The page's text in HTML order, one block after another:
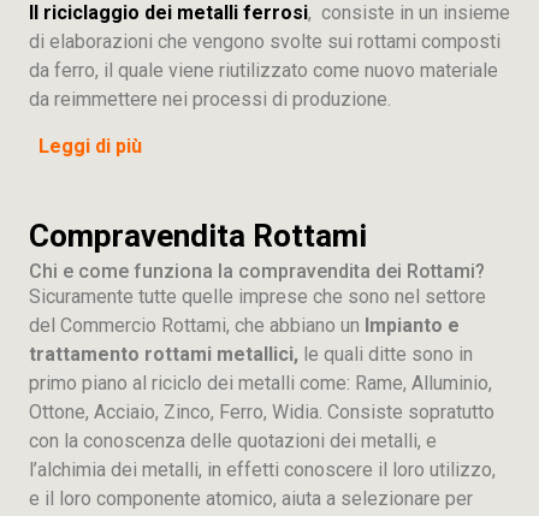
Il riciclaggio dei metalli ferrosi, consiste in un insieme
di elaborazioni che vengono svolte sui rottami composti
da ferro, il quale viene riutilizzato come nuovo materiale
da reimmettere nei processi di produzione.
Leggi di più
Compravendita Rottami
Chi e come funziona la compravendita dei Rottami?
Sicuramente tutte quelle imprese che sono nel settore
del Commercio Rottami, che abbiano un Impianto e
trattamento rottami metallici, le quali ditte sono in
primo piano al riciclo dei metalli come: Rame, Alluminio,
Ottone, Acciaio, Zinco, Ferro, Widia. Consiste sopratutto
con la conoscenza delle quotazioni dei metalli, e
l’alchimia dei metalli, in effetti conoscere il loro utilizzo,
e il loro componente atomico, aiuta a selezionare per